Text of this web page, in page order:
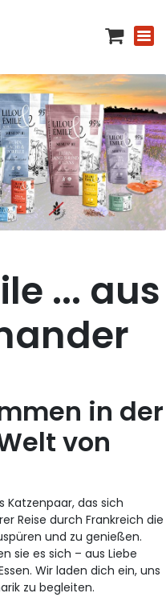
... aus
in der
von
Katzenpaar, das sich
Reise durch Frankreich die
und zu genießen.
sie es sich – aus Liebe
Wir laden dich ein, uns
zu begleiten.